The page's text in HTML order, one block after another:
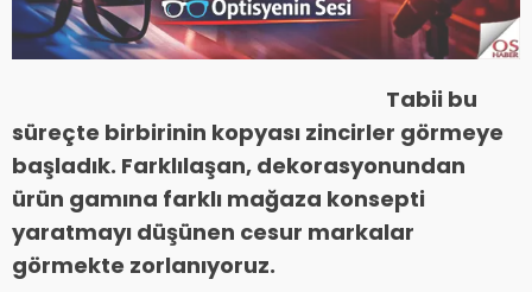
Tabii bu
süreçte birbirinin kopyası zincirler görmeye
başladık. Farklılaşan, dekorasyonundan
ürün gamına farklı mağaza konsepti
yaratmayı düşünen cesur markalar
görmekte zorlanıyoruz.